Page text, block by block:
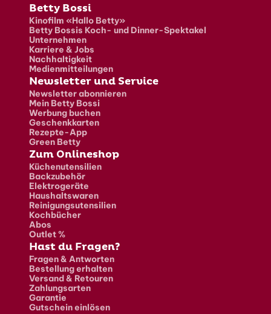
Fusszeile
Betty Bossi
Kinofilm «Hallo Betty»
Betty Bossis Koch- und Dinner-Spektakel
Unternehmen
Karriere & Jobs
Nachhaltigkeit
Medienmitteilungen
Newsletter und Service
Newsletter abonnieren
Mein Betty Bossi
Werbung buchen
Geschenkkarten
Rezepte-App
Green Betty
Zum Onlineshop
Küchenutensilien
Backzubehör
Elektrogeräte
Haushaltswaren
Reinigungsutensilien
Kochbücher
Abos
Outlet %
Hast du Fragen?
Fragen & Antworten
Bestellung erhalten
Versand & Retouren
Zahlungsarten
Garantie
Gutschein einlösen